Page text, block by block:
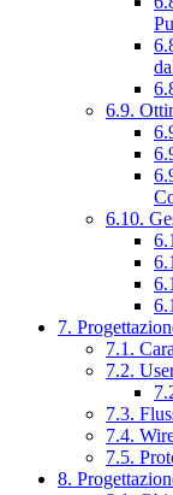
6.9.
6.10.
7.
7.1.
7.2.
7.3.
7.4.
7.5.
8.